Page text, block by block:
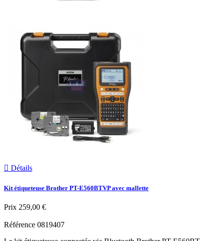
 Détails
Kit étiqueteuse Brother PT-E560BTVP avec mallette
Prix 259,00 €
Référence 0819407